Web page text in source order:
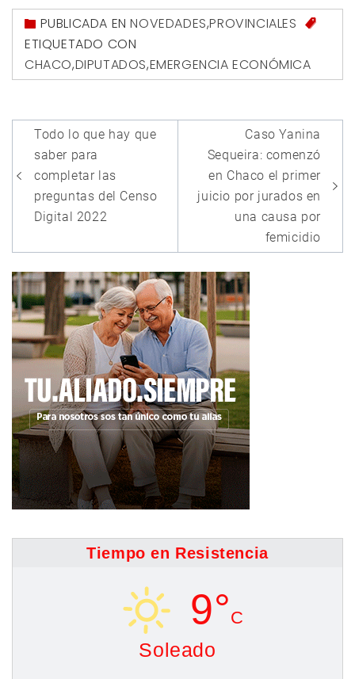
PUBLICADA ENNOVEDADES,PROVINCIALES
ETIQUETADO CON
CHACO,DIPUTADOS,EMERGENCIA ECONÓMICA
Navegación
de
entradas
Todo lo que hay que
saber para
completar las
preguntas del Censo
Digital 2022
Caso Yanina
Sequeira: comenzó
en Chaco el primer
juicio por jurados en
una causa por
femicidio
Tiempo en Resistencia
9°C
Soleado